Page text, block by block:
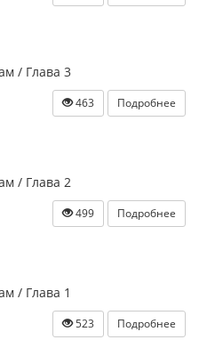
/ Глава 3
463 Подробнее
/ Глава 2
499 Подробнее
/ Глава 1
523 Подробнее